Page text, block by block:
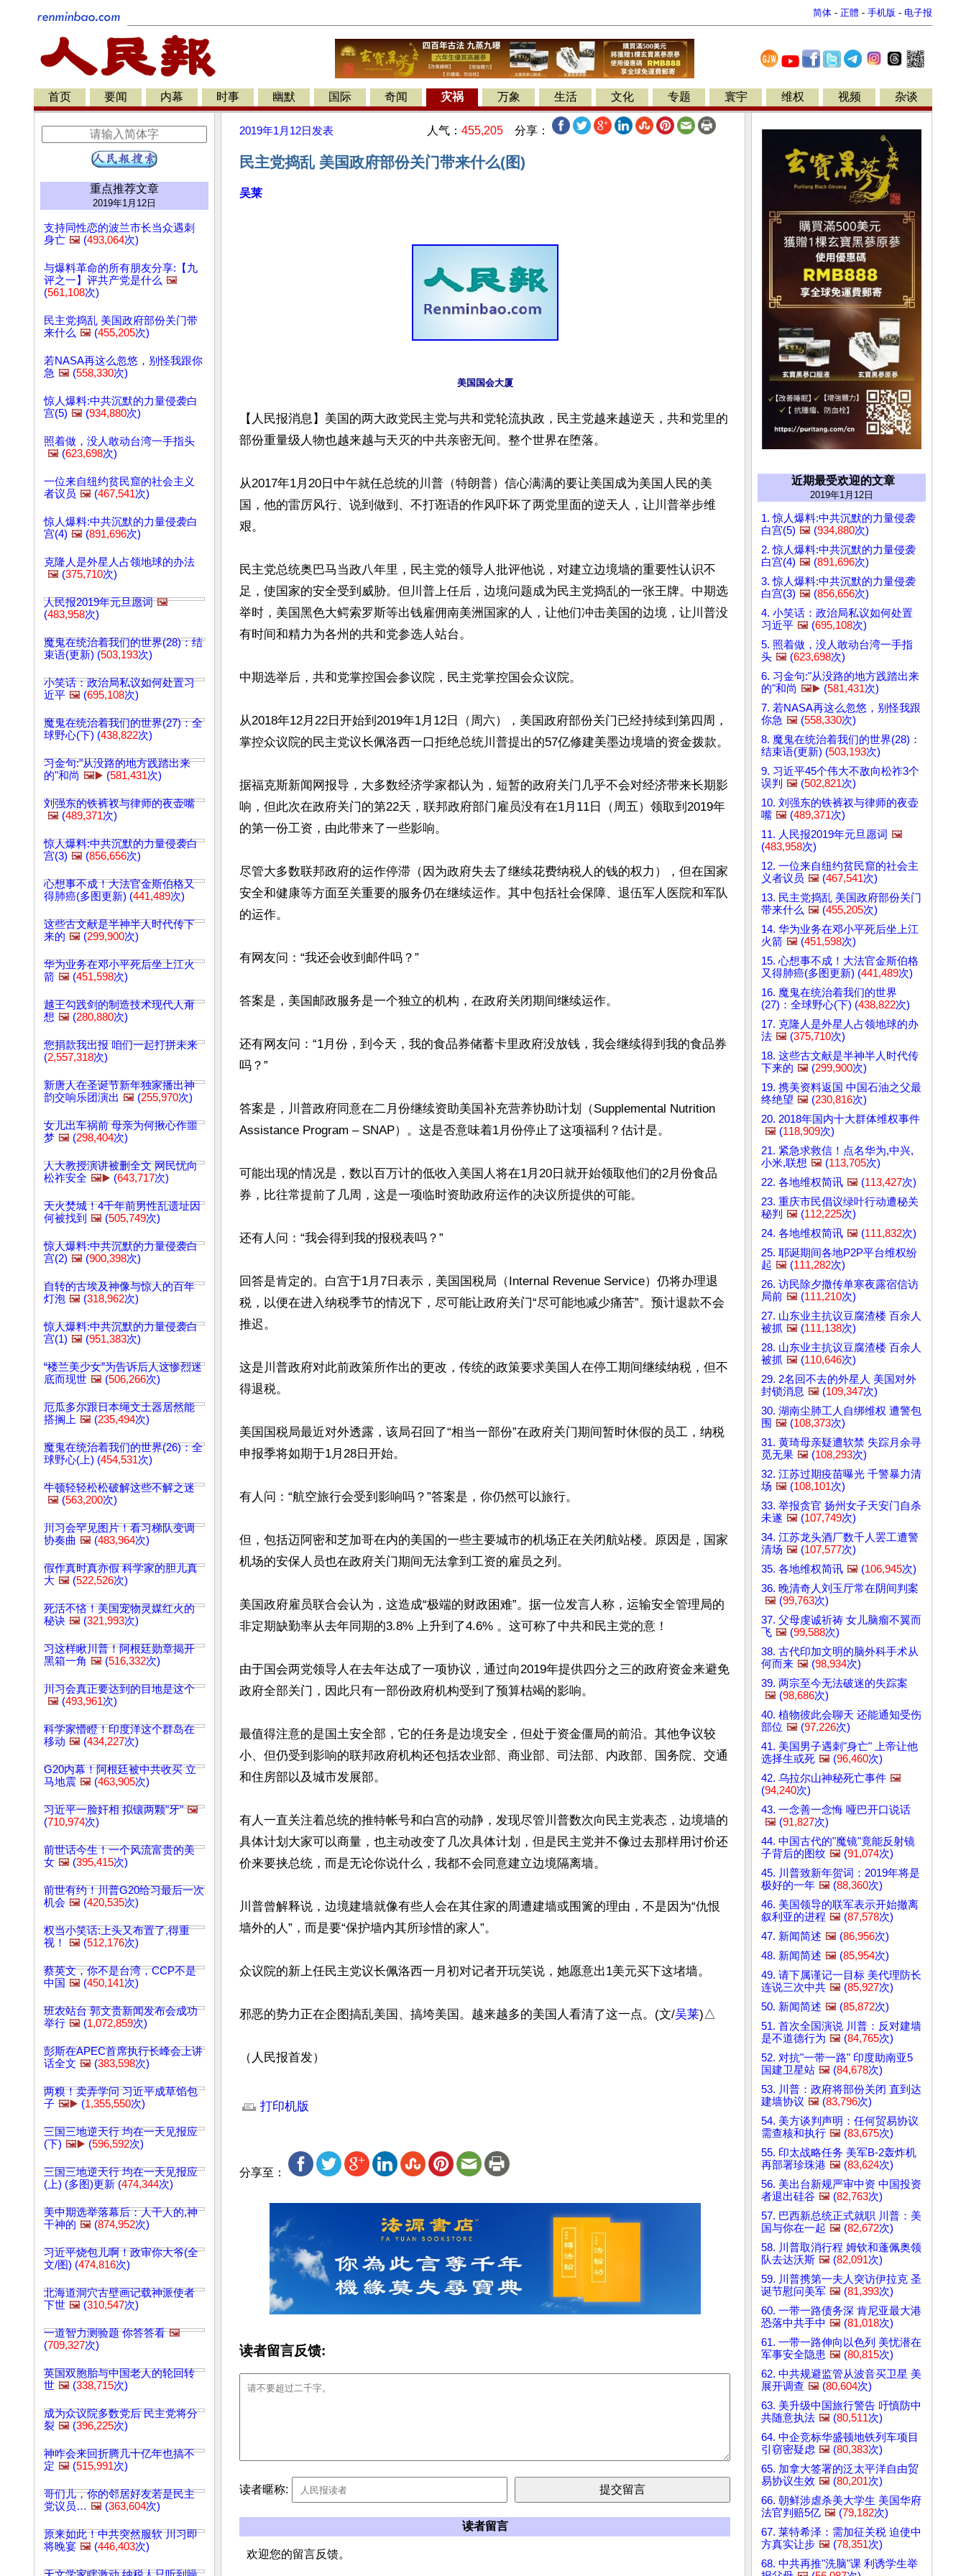
简体 - 正體 - 手机版 - 电子报
首页 要闻 内幕 时事 幽默 国际 奇闻 灾祸 万象 生活 文化 专题 寰宇 维权 视频 杂谈
重点推荐文章
2019年1月12日
支持同性恋的波兰市长当众遇刺
身亡 🖼️ (493,064次)
与爆料革命的所有朋友分享:【九
评之一】评共产党是什么 🖼️
(561,108次)
民主党捣乱 美国政府部份关门带
来什么 🖼️ (455,205次)
若NASA再这么忽悠，别怪我跟你
急 🖼️ (558,330次)
惊人爆料:中共沉默的力量侵袭白
宫(5) 🖼️ (934,880次)
照着做，没人敢动台湾一手指头
🖼️ (623,698次)
一位来自纽约贫民窟的社会主义
者议员 🖼️ (467,541次)
惊人爆料:中共沉默的力量侵袭白
宫(4) 🖼️ (891,696次)
克隆人是外星人占领地球的办法
🖼️ (375,710次)
人民报2019年元旦愿词 🖼️
(483,958次)
魔鬼在统治着我们的世界(28)：结
束语(更新) (503,193次)
小笑话：政治局私议如何处置习
近平 🖼️ (695,108次)
魔鬼在统治着我们的世界(27)：全
球野心(下) (438,822次)
习金句:"从没路的地方践踏出来
的"和尚 🖼️▶️ (581,431次)
刘强东的铁裤衩与律师的夜壶嘴
🖼️ (489,371次)
惊人爆料:中共沉默的力量侵袭白
宫(3) 🖼️ (856,656次)
心想事不成！大法官金斯伯格又
得肺癌(多图更新) (441,489次)
这些古文献是半神半人时代传下
来的 🖼️ (299,900次)
华为业务在邓小平死后坐上江火
箭 🖼️ (451,598次)
越王勾践剑的制造技术现代人甭
想 🖼️ (280,880次)
您捐款我出报 咱们一起打拼未来
(2,557,318次)
新唐人在圣诞节新年独家播出神
韵交响乐团演出 🖼️ (255,970次)
女儿出车祸前 母亲为何揪心作噩
梦 🖼️ (298,404次)
人大教授演讲被删全文 网民忧向
松祚安全 🖼️▶️ (643,717次)
天火焚城！4千年前男性乱遗址因
何被找到 🖼️ (505,749次)
惊人爆料:中共沉默的力量侵袭白
宫(2) 🖼️ (900,398次)
自转的古埃及神像与惊人的百年
灯泡 🖼️ (318,962次)
惊人爆料:中共沉默的力量侵袭白
宫(1) 🖼️ (951,383次)
“楼兰美少女”为告诉后人这惨烈迷
底而现世 🖼️ (506,266次)
厄瓜多尔跟日本绳文土器居然能
搭搁上 🖼️ (235,494次)
魔鬼在统治着我们的世界(26)：全
球野心(上) (454,531次)
牛顿轻轻松松破解这些不解之迷
🖼️ (563,200次)
川习会罕见图片！看习梯队变调
协奏曲 🖼️ (483,964次)
假作真时真亦假 科学家的胆儿真
大 🖼️ (522,526次)
死活不悋！美国宠物灵媒红火的
秘诀 🖼️ (321,993次)
习这样瞅川普！阿根廷勋章揭开
黑箱一角 🖼️ (516,332次)
川习会真正要达到的目地是这个
🖼️ (493,961次)
科学家懵瞪！印度洋这个群岛在
移动 🖼️ (434,227次)
G20内幕！阿根廷被中共收买 立
马地震 🖼️ (463,905次)
习近平一脸奸相 拟镶两颗"牙" 🖼️
(710,974次)
前世话今生！一个风流富贵的美
女 🖼️ (395,415次)
前世有约！川普G20给习最后一次
机会 🖼️ (420,535次)
权当小笑话:上头又布置了,得重
视！
🖼️ (512,176次)
蔡英文，你不是台湾，CCP不是
中国 🖼️ (450,141次)
班农站台 郭文贵新闻发布会成功
举行 🖼️ (1,072,859次)
彭斯在APEC首席执行长峰会上讲
话全文 🖼️ (383,598次)
两糗！卖弄学问 习近平成草馅包
子 🖼️▶️ (1,355,550次)
三国三地逆天行 均在一天见报应
(下) 🖼️▶️ (596,592次)
三国三地逆天行 均在一天见报应
(上) (多图)更新 (474,344次)
美中期选举落幕后：人干人的,神
干神的 🖼️ (874,952次)
习近平烧包儿啊！政审你大爷(全
文/图) (474,816次)
北海道洞穴古壁画记载神派使者
下世 🖼️ (310,547次)
一道智力测验题 你答答看 🖼️
(709,327次)
英国双胞胎与中国老人的轮回转
世 🖼️ (338,715次)
成为众议院多数党后 民主党将分
裂 🖼️ (396,225次)
神咋会来回折腾几十亿年也搞不
定 🖼️ (515,991次)
哥们儿，你的邻居好友若是民主
党议员… 🖼️ (363,604次)
原来如此！中共突然服软 川习即
将晚宴 🖼️ (446,403次)
2019年1月12日 发表 人气： 455,205 分享：
民主党捣乱 美国政府部份关门带来什么(图)
吴莱
美国国会大厦
【人民报消息】美国的两大政党民主党与共和党轮流执政，民主党越来越逆天，共和党里的
部份重量级人物也越来越与天灭的中共亲密无间。整个世界在堕落。
从2017年1月20日中午就任总统的川普（特朗普）信心满满的要让美国成为美国人民的美
国，他的雷厉风行、说到做到、不打诳语的作风吓坏了两党里面的逆天人，让川普举步维
艰。
民主党总统奥巴马当政八年里，民主党的领导人批评他说，对建立边境墙的重要性认识不
足，使国家的安全受到威胁。但川普上任后，边境问题成为民主党捣乱的一张王牌。中期选
举时，美国黑色大鳄索罗斯等出钱雇佣南美洲国家的人，让他们冲击美国的边境，让川普没
有时间和精力为各州的共和党参选人站台。
中期选举后，共和党掌控国会参议院，民主党掌控国会众议院。
从2018年12月22日开始到2019年1月12日（周六），美国政府部份关门已经持续到第四周，
掌控众议院的民主党议长佩洛西一口拒绝总统川普提出的57亿修建美墨边境墙的资金拨款。
据福克斯新闻网报导，大多数经济学家都认为，短暂的政府关门几乎不会对经济带来长期影
响，但此次在政府关门的第22天，联邦政府部门雇员没有在1月11日（周五）领取到2019年
的第一份工资，由此带来了一些影响。
尽管大多数联邦政府的运作停滞（因为政府失去了继续花费纳税人的钱的权力），但在国家
安全和健康等方面至关重要的服务仍在继续运作。其中包括社会保障、退伍军人医院和军队
的运作。
有网友问：“我还会收到邮件吗？”
答案是，美国邮政服务是一个独立的机构，在政府关闭期间继续运作。
还有网友问：“1月份，到今天，我的食品券储蓄卡里政府没放钱，我会继续得到我的食品券
吗？”
答案是，川普政府同意在二月份继续资助美国补充营养协助计划（Supplemental Nutrition
Assistance Program – SNAP）。这是否意味着1月份停止了这项福利？估计是。
可能出现的情况是，数以百万计的低收入美国人将在1月20日就开始领取他们的2月份食品
券，比往常提前了几周，这是一项临时资助政府运作的决议所提供的可能。
还有人问：“我会得到我的报税表吗？”
回答是肯定的。白宫于1月7日表示，美国国税局（Internal Revenue Service）仍将办理退
税，以便在进入纳税季节的情况下，尽可能让政府关门“尽可能地减少痛苦”。预计退款不会
推迟。
这是川普政府对此前政策所作出的更改，传统的政策要求美国人在停工期间继续纳税，但不
得退税。
美国国税局最近对外透露，该局召回了“相当一部份”在政府关门期间暂时休假的员工，纳税
申报季将如期于1月28日开始。
有人问：“航空旅行会受到影响吗？”答案是，你仍然可以旅行。
但，包括迈阿密和芝加哥在内的美国的一些主要城市的机场正在关闭航站楼。原因是，国家
机场的安保人员也在政府关门期间无法拿到工资的雇员之列。
美国政府雇员联合会认为，这造成“极端的财政困难”。据一位发言人称，运输安全管理局的
非定期缺勤率从去年同期的3.8% 上升到了4.6% 。这可称了中共和民主党的意！
由于国会两党领导人在去年达成了一项协议，通过向2019年提供四分之三的政府资金来避免
政府全部关门，因此只有一部份政府机构受到了预算枯竭的影响。
最值得注意的是国土安全部，它的任务是边境安全，但处于资金僵局的前沿。其他争议较
小、但仍受到影响的联邦政府机构还包括农业部、商业部、司法部、内政部、国务院、交通
和住房部以及城市发展部。
有人一直关注着总统的推特帐号和白宫的动静，发现尽管川普数次向民主党表态，边境墙的
具体计划大家可以商量，也主动改变了几次具体计划，但是民主党并不像过去那样用讨价还
价来要挟总统，而是无论你说什么，我都不会同意建立边境隔离墙。
川普曾解释说，边境建墙就像有些人会在其住家的周遭建墙或围篱的理由，不是因为“仇恨
墙外的人”，而是要“保护墙内其所珍惜的家人”。
众议院的新上任民主党议长佩洛西一月初对记者开玩笑说，她愿意出1美元买下这堵墙。
邪恶的势力正在企图搞乱美国、搞垮美国。越来越多的美国人看清了这一点。(文/吴莱)△
（人民报首发）
打印机版
分享至：
读者留言反馈:
读者暱称:
读者留言
欢迎您的留言反馈。
近期最受欢迎的文章
2019年1月12日
1. 惊人爆料:中共沉默的力量侵袭
白宫(5) 🖼️ (934,880次)
2. 惊人爆料:中共沉默的力量侵袭
白宫(4) 🖼️ (891,696次)
3. 惊人爆料:中共沉默的力量侵袭
白宫(3) 🖼️ (856,656次)
4. 小笑话：政治局私议如何处置
习近平 🖼️ (695,108次)
5. 照着做，没人敢动台湾一手指
头 🖼️ (623,698次)
6. 习金句:"从没路的地方践踏出来
的"和尚 🖼️▶️ (581,431次)
7. 若NASA再这么忽悠，别怪我跟
你急 🖼️ (558,330次)
8. 魔鬼在统治着我们的世界(28)：
结束语(更新) (503,193次)
9. 习近平45个伟大不敌向松祚3个
误判 🖼️ (502,821次)
10. 刘强东的铁裤衩与律师的夜壶
嘴 🖼️ (489,371次)
11. 人民报2019年元旦愿词 🖼️
(483,958次)
12. 一位来自纽约贫民窟的社会主
义者议员 🖼️ (467,541次)
13. 民主党捣乱 美国政府部份关门
带来什么 🖼️ (455,205次)
14. 华为业务在邓小平死后坐上江
火箭 🖼️ (451,598次)
15. 心想事不成！大法官金斯伯格
又得肺癌(多图更新) (441,489次)
16. 魔鬼在统治着我们的世界
(27)：全球野心(下) (438,822次)
17. 克隆人是外星人占领地球的办
法 🖼️ (375,710次)
18. 这些古文献是半神半人时代传
下来的 🖼️ (299,900次)
19. 携美资料返国 中国石油之父最
终绝望 🖼️ (230,816次)
20. 2018年国内十大群体维权事件
🖼️ (118,909次)
21. 紧急求救信！点名华为,中兴,
小米,联想 🖼️ (113,705次)
22. 各地维权简讯 🖼️ (113,427次)
23. 重庆市民倡议绿叶行动遭秘关
秘判 🖼️ (112,225次)
24. 各地维权简讯 🖼️ (111,832次)
25. 耶诞期间各地P2P平台维权纷
起 🖼️ (111,282次)
26. 访民除夕撒传单寒夜露宿信访
局前 🖼️ (111,210次)
27. 山东业主抗议豆腐渣楼 百余人
被抓 🖼️ (111,138次)
28. 山东业主抗议豆腐渣楼 百余人
被抓 🖼️ (110,646次)
29. 2名回不去的外星人 美国对外
封锁消息 🖼️ (109,347次)
30. 湖南尘肺工人自绑维权 遭警包
围 🖼️ (108,373次)
31. 黄琦母亲疑遭软禁 失踪月余寻
觅无果 🖼️ (108,293次)
32. 江苏过期疫苗曝光 千警暴力清
场 🖼️ (108,101次)
33. 举报贪官 扬州女子天安门自杀
未遂 🖼️ (107,749次)
34. 江苏龙头酒厂数千人罢工遭警
清场 🖼️ (107,577次)
35. 各地维权简讯 🖼️ (106,945次)
36. 晚清奇人刘玉厅常在阴间判案
🖼️ (99,763次)
37. 父母虔诚祈祷 女儿脑瘤不翼而
飞 🖼️ (99,588次)
38. 古代印加文明的脑外科手术从
何而来 🖼️ (98,934次)
39. 两宗至今无法破迷的失踪案
🖼️ (98,686次)
40. 植物彼此会聊天 还能通知受伤
部位 🖼️ (97,226次)
41. 美国男子遇刺"身亡" 上帝让他
选择生或死 🖼️ (96,460次)
42. 乌拉尔山神秘死亡事件 🖼️
(94,240次)
43. 一念善一念悔 哑巴开口说话
🖼️ (91,827次)
44. 中国古代的"魔镜"竟能反射镜
子背后的图纹 🖼️ (91,074次)
45. 川普致新年贺词：2019年将是
极好的一年 🖼️ (88,360次)
46. 美国领导的联军表示开始撤离
叙利亚的进程 🖼️ (87,578次)
47. 新闻简述 🖼️ (86,956次)
48. 新闻简述 🖼️ (85,954次)
49. 请下属谨记一目标 美代理防长
连说三次中共 🖼️ (85,927次)
50. 新闻简述 🖼️ (85,872次)
51. 首次全国演说 川普：反对建墙
是不道德行为 🖼️ (84,765次)
52. 对抗"一带一路" 印度助南亚5
国建卫星站 🖼️ (84,678次)
53. 川普：政府将部份关闭 直到达
建墙协议 🖼️ (83,796次)
54. 美方谈判声明：任何贸易协议
需查核和执行 🖼️ (83,675次)
55. 印太战略任务 美军B-2轰炸机
再部署珍珠港 🖼️ (83,624次)
56. 美出台新规严审中资 中国投资
者退出硅谷 🖼️ (82,763次)
57. 巴西新总统正式就职 川普：美
国与你在一起 🖼️ (82,672次)
58. 川普取消行程 姆钦和蓬佩奥领
队去达沃斯 🖼️ (82,091次)
59. 川普携第一夫人突访伊拉克 圣
诞节慰问美军 🖼️ (81,393次)
60. 一带一路债务深 肯尼亚最大港
恐落中共手中 🖼️ (81,018次)
61. 一带一路伸向以色列 美忧潜在
军事安全隐患 🖼️ (80,815次)
62. 中共规避监管从波音买卫星 美
展开调查 🖼️ (80,604次)
63. 美升级中国旅行警告 吁慎防中
共随意执法 🖼️ (80,511次)
64. 中企竞标华盛顿地铁列车项目
引窃密疑虑 🖼️ (80,383次)
65. 加拿大签署的泛太平洋自由贸
易协议生效 🖼️ (80,201次)
66. 朝鲜涉虐杀美大学生 美国华府
法官判赔5亿 🖼️ (79,182次)
67. 莱特希泽：需加征关税 迫使中
方真实让步 🖼️ (78,351次)
68. 中共再推"洗脑"课 利诱学生举